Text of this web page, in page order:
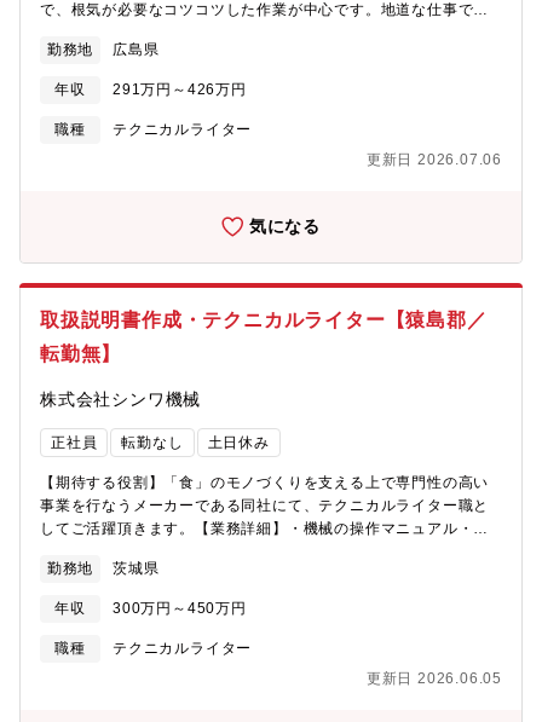
で、根気が必要なコツコツした作業が中心です。地道な仕事です
慣れたのちには、お客様への訪問など、先輩と同行いただくこと
もあります。集中して作業をすることが得意な方、周りとのコミ
ュニケーションも大事にできる方を歓迎いたします。＜業務内容
＞■原稿作成自動車や産業機械などのパーツカタログ原稿を作成し
稿作成に必要な情報を収集し、データベース（Excel）を作成しま
分抽出などを行います。■チェック作業作成した原稿が基準を満た
しているか、チェックリストを使って確認していただきます。ま
た、原稿とイラストの情報が一致しているか整合性を確認してい
ただきます。Excelの知識や業務経験がある方は、スキルを活かし
ていただけます。未経験者でも丁寧に指導しますのでご安心くだ
さい。【アピールポイント】各種制度やフレックスタイム制度な
ど、働きやすい環境です。業務に関する相談などは気軽にでき、
すので心配ありません。さらに、社員レベルの向上や知識習得の
ルアップや、チャレンジを応援する社風です。あなたの経験を活
か。ダイテックは 1987年にマニュアル企画・制作の専門会社とし
て誕生しました。長く培ってきた技術をもとに、クライアントの
ビジネスモデルやニーズ、ありたい姿や業務課題を深く理解する
ことに重きを置き、顧客に寄り添うサービスを提案・提供してい
勤務地 広島県
年収 291万円～426万円
職種
テクニカルライター
更新日 2026.07.06
気になる
取扱説明書作成・テクニカルライター【猿島郡／
転勤無】
株式会社シンワ機械
正社員 転勤なし 土日休み
【期待する役割】「食」のモノづくりを支える上で専門性の高い
事業を行なうメーカーである同社にて、テクニカルライター職と
してご活躍頂きます。【業務詳細】・機械の操作マニュアル・安
ト作成（作成手順書有）・その他の技術部での付帯作業 など
【配属部署情報】・機械設計の部門は20人強年齢層の方が活躍し
ており平均年齢は30代後半です。
勤務地 茨城県
年収 300万円～450万円
職種
テクニカルライター
更新日 2026.06.05